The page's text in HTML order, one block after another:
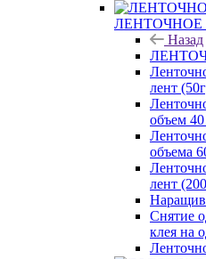
Назад
лент
объем
объема
лент
Снятие
клея на